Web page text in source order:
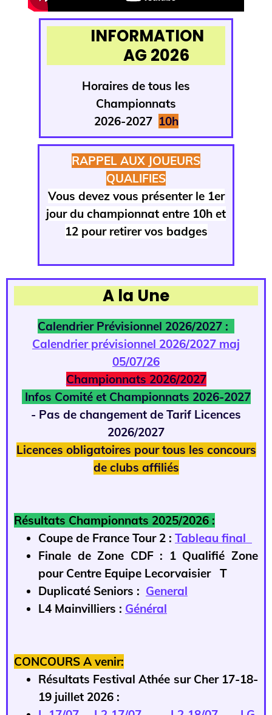
INFORMATION
AG 2026
Horaires de tous les
Championnats
2026-2027 10h
RAPPEL AUX JOUEURS
QUALIFIES
Vous devez vous présenter le 1er
jour du championnat entre 10h et
12 pour retirer vos badges
A la Une
Calendrier Prévisionnel 2026/2027 :
Calendrier prévisionnel 2026/2027 maj
05/07/26
Championnats 2026/2027
Infos Comité et Championnats 2026-2027
- Pas de changement de Tarif Licences
2026/2027
Licences obligatoires pour tous les concours
de clubs affiliés
Résultats Championnats 2025/2026 :
Coupe de France Tour 2 : Tableau final
Finale de Zone CDF : 1 Qualifié Zone
pour Centre Equipe Lecorvaisier T
Duplicaté Seniors : General
L4 Mainvilliers : Général
CONCOURS A venir:
Résultats Festival Athée sur Cher 17-18-
19 juillet 2026 :